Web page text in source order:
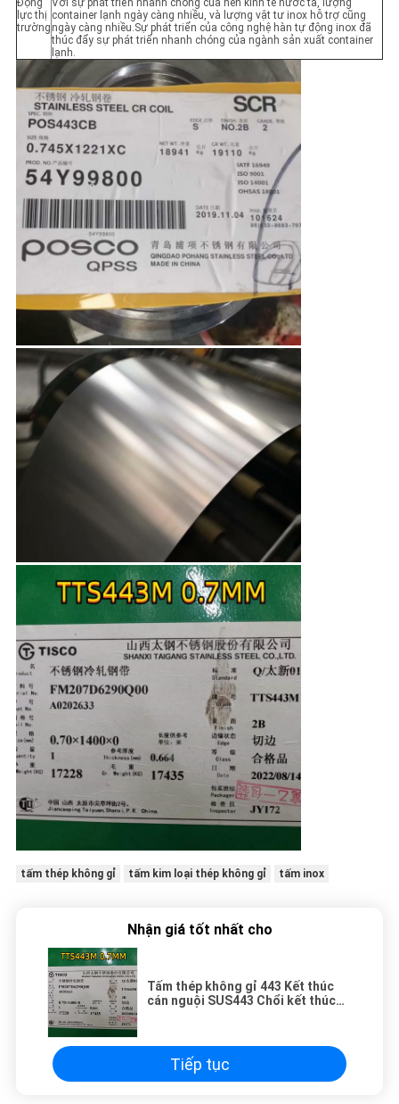
Động
lực thị
trường
Với sự phát triển nhanh chóng của nền kinh tế nước ta, lượng
container lạnh ngày càng nhiều, và lượng vật tư inox hỗ trợ cũng
ngày càng nhiều.Sự phát triển của công nghệ hàn tự động inox đã
thúc đẩy sự phát triển nhanh chóng của ngành sản xuất container
lạnh.
tấm thép không gỉ tấm kim loại thép không gỉ tấm inox
Nhận giá tốt nhất cho
Tấm thép không gỉ 443 Kết thúc
cán nguội SUS443 Chổi kết thúc
Tiếp tục